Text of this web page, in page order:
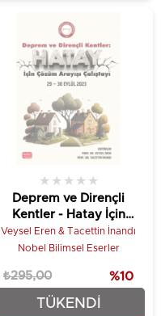
TÜKENDI
Deprem ve Dirençli
Kentler - Hatay İçin
Çözüm Arayışı Çalıştayı
★ ★ ★ ★ ★
Veysel Eren & Tacettin İnandı
Nobel Bilimsel Eserler
₺265,50
₺295,00 %10